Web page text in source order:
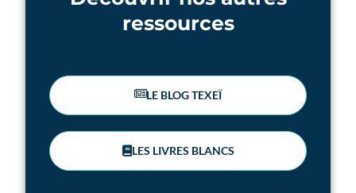
ressources
LE BLOG TEXEÏ
LES LIVRES BLANCS